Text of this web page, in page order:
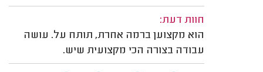
חוות דעת:
הוא מקצוען ברמה אחרת, תותח על. עושה
עבודה בצורה הכי מקצועית שיש.